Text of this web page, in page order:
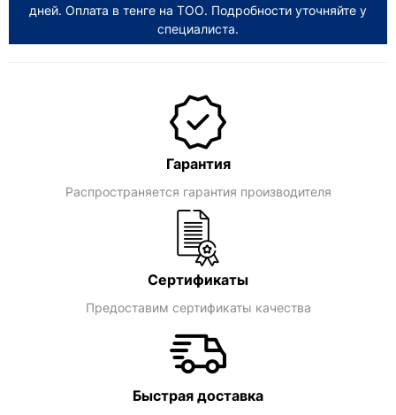
дней. Оплата в тенге на ТОО. Подробности уточняйте у
специалиста.
Гарантия
Распространяется гарантия производителя
Сертификаты
Предоставим сертификаты качества
Быстрая доставка